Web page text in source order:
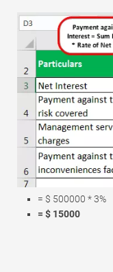
= $ 500000 * 3%
= $ 15000